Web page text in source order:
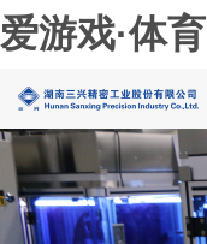
爱游戏·体育